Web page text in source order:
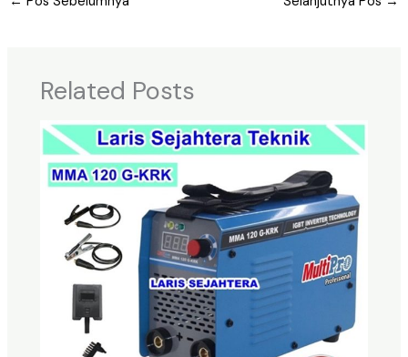
Related Posts